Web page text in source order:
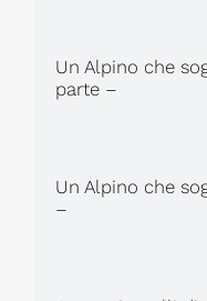
Un Alpino che
parte –
Un Alpino che
–